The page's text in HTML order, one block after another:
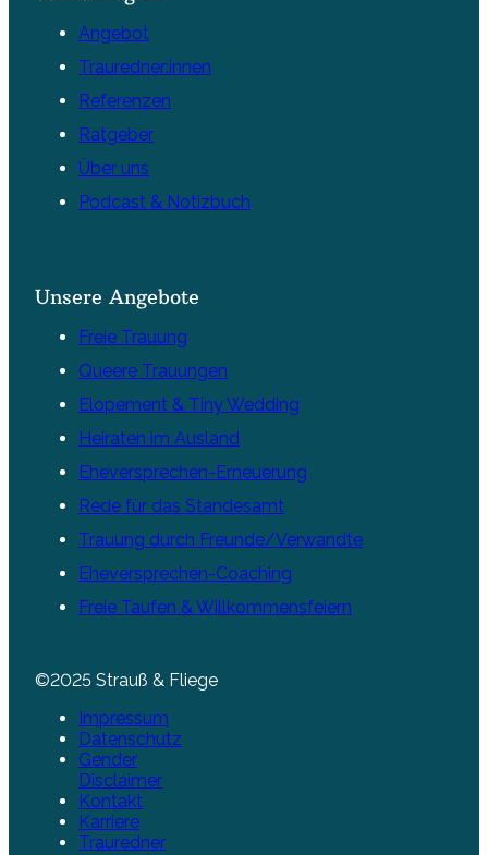
Angebot
Trauredner:innen
Referenzen
Ratgeber
Über uns
Podcast & Notizbuch
Unsere Angebote
Freie Trauung
Queere Trauungen
Elopement & Tiny Wedding
Heiraten im Ausland
Eheversprechen-Erneuerung
Rede für das Standesamt
Trauung durch Freunde/Verwandte
Eheversprechen-Coaching
Freie Taufen & Willkommensfeiern
©2025 Strauß & Fliege
Impressum
Datenschutz
Gender
Disclaimer
Kontakt
Karriere
Trauredner